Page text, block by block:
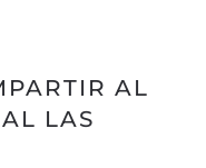
AL
LAS